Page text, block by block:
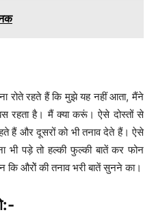
रोते रहते हैं कि मुझे यह नहीं आता, मैंने
रहता है। मैं क्या करूं। ऐसे दोस्तों से
हैं और दूसरों को भी तनाव देते हैं। ऐसे
पड़े तो हल्की फुल्की बातें कर फोन
औरोें की तनाव भरी बातें सुनने का।